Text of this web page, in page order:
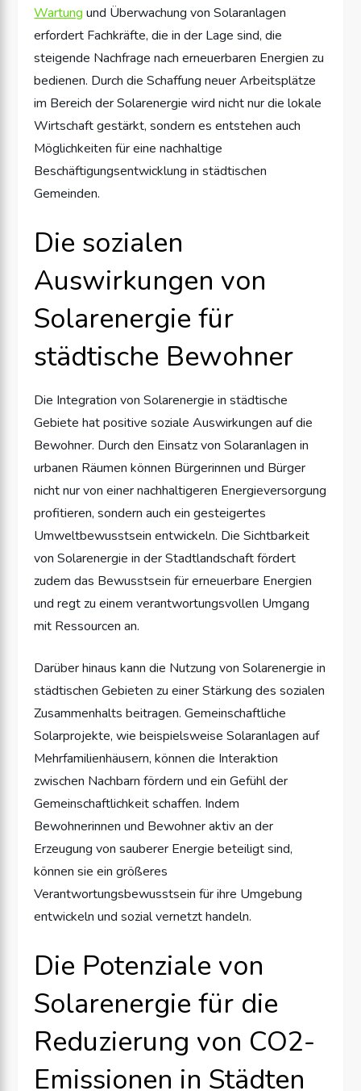
Wartung und Überwachung von Solaranlagen
erfordert Fachkräfte, die in der Lage sind, die
steigende Nachfrage nach erneuerbaren Energien zu
bedienen. Durch die Schaffung neuer Arbeitsplätze
im Bereich der Solarenergie wird nicht nur die lokale
Wirtschaft gestärkt, sondern es entstehen auch
Möglichkeiten für eine nachhaltige
Beschäftigungsentwicklung in städtischen
Gemeinden.
Die sozialen
Auswirkungen von
Solarenergie für
städtische Bewohner
Die Integration von Solarenergie in städtische
Gebiete hat positive soziale Auswirkungen auf die
Bewohner. Durch den Einsatz von Solaranlagen in
urbanen Räumen können Bürgerinnen und Bürger
nicht nur von einer nachhaltigeren Energieversorgung
profitieren, sondern auch ein gesteigertes
Umweltbewusstsein entwickeln. Die Sichtbarkeit
von Solarenergie in der Stadtlandschaft fördert
zudem das Bewusstsein für erneuerbare Energien
und regt zu einem verantwortungsvollen Umgang
mit Ressourcen an.
Darüber hinaus kann die Nutzung von Solarenergie in
städtischen Gebieten zu einer Stärkung des sozialen
Zusammenhalts beitragen. Gemeinschaftliche
Solarprojekte, wie beispielsweise Solaranlagen auf
Mehrfamilienhäusern, können die Interaktion
zwischen Nachbarn fördern und ein Gefühl der
Gemeinschaftlichkeit schaffen. Indem
Bewohnerinnen und Bewohner aktiv an der
Erzeugung von sauberer Energie beteiligt sind,
können sie ein größeres
Verantwortungsbewusstsein für ihre Umgebung
entwickeln und sozial vernetzt handeln.
Die Potenziale von
Solarenergie für die
Reduzierung von CO2-
Emissionen in Städten